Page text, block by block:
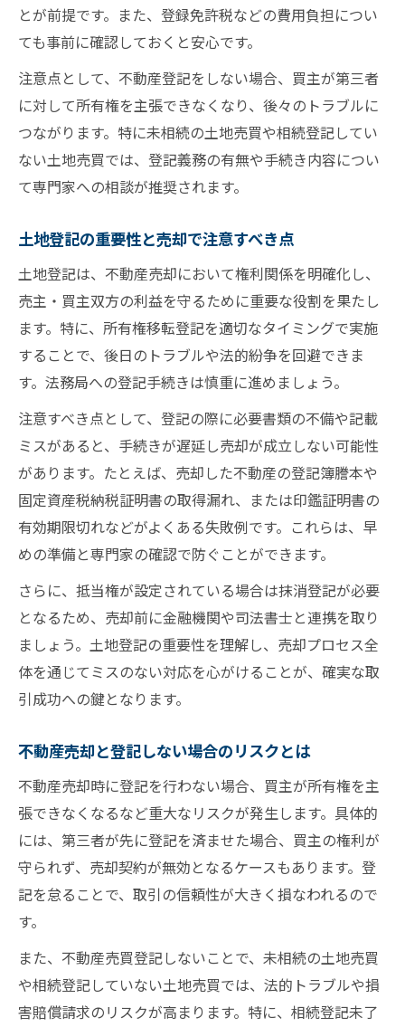
とが前提です。また、登録免許税などの費用負担につい
ても事前に確認しておくと安心です。
注意点として、不動産登記をしない場合、買主が第三者
に対して所有権を主張できなくなり、後々のトラブルに
つながります。特に未相続の土地売買や相続登記してい
ない土地売買では、登記義務の有無や手続き内容につい
て専門家への相談が推奨されます。
土地登記の重要性と売却で注意すべき点
土地登記は、不動産売却において権利関係を明確化し、
売主・買主双方の利益を守るために重要な役割を果たし
ます。特に、所有権移転登記を適切なタイミングで実施
することで、後日のトラブルや法的紛争を回避できま
す。法務局への登記手続きは慎重に進めましょう。
注意すべき点として、登記の際に必要書類の不備や記載
ミスがあると、手続きが遅延し売却が成立しない可能性
があります。たとえば、売却した不動産の登記簿謄本や
固定資産税納税証明書の取得漏れ、または印鑑証明書の
有効期限切れなどがよくある失敗例です。これらは、早
めの準備と専門家の確認で防ぐことができます。
さらに、抵当権が設定されている場合は抹消登記が必要
となるため、売却前に金融機関や司法書士と連携を取り
ましょう。土地登記の重要性を理解し、売却プロセス全
体を通じてミスのない対応を心がけることが、確実な取
引成功への鍵となります。
不動産売却と登記しない場合のリスクとは
不動産売却時に登記を行わない場合、買主が所有権を主
張できなくなるなど重大なリスクが発生します。具体的
には、第三者が先に登記を済ませた場合、買主の権利が
守られず、売却契約が無効となるケースもあります。登
記を怠ることで、取引の信頼性が大きく損なわれるので
す。
また、不動産売買登記しないことで、未相続の土地売買
や相続登記していない土地売買では、法的トラブルや損
害賠償請求のリスクが高まります。特に、相続登記未了